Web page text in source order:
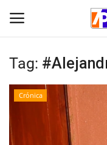
Inicio
Crónica
Tag:
Crónica